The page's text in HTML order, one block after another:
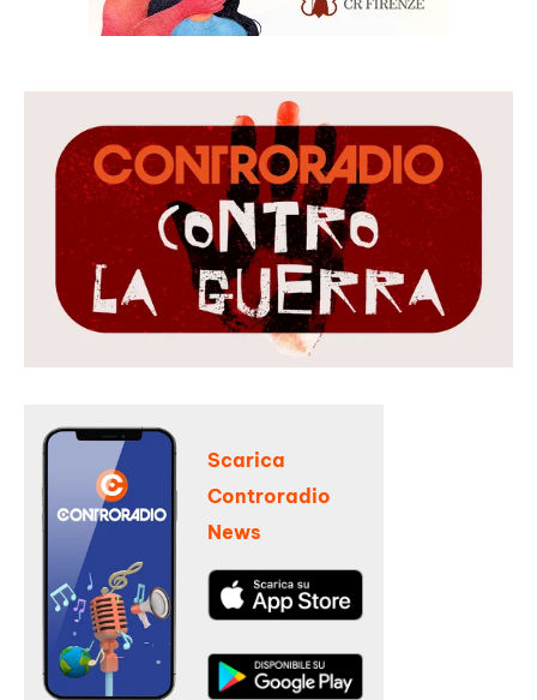
Scarica
Controradio
News